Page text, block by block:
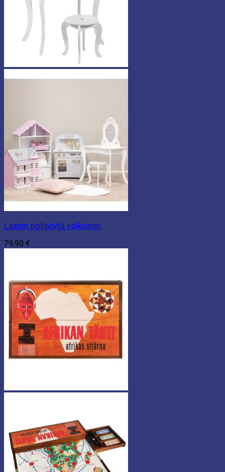
Lasten peilipöytä valkoinen
79,90 €